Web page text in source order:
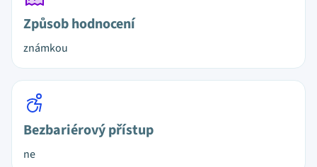
Způsob hodnocení
známkou
Bezbariérový přístup
ne